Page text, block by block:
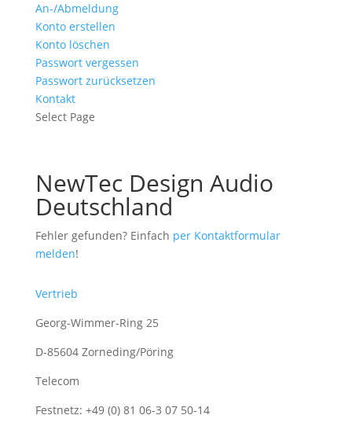
An-/Abmeldung
Konto erstellen
Konto löschen
Passwort vergessen
Passwort zurücksetzen
Kontakt
Select Page
NewTec Design Audio
Deutschland
Fehler gefunden? Einfach per Kontaktformular
melden!
Vertrieb
Georg-Wimmer-Ring 25
D-85604 Zorneding/Pöring
Telecom
Festnetz: +49 (0) 81 06-3 07 50-14